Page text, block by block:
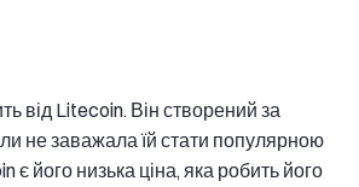
від Litecoin. Він створений за
не заважала їй стати популярною
його низька ціна, яка робить його